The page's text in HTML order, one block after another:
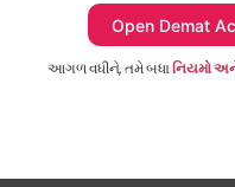
આગળ વધીને, તમે બધાનિયમો